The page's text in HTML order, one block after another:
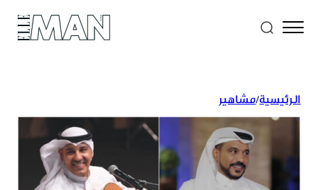
الرئيسية/مشاهير